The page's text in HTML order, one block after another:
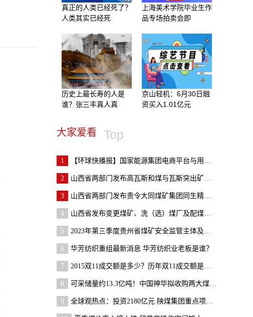
真正的人类已经死了？
人类其实已经死
上海美术学院毕业生作
品专场拍卖会即
历史上最长寿的人是
谁？张三丰真人真
京山轻机：6月30日融
资买入1.01亿元
大家爱看 Top
1 【环球快播报】国家能源集团电商平台与用户签署托管
2 山西省两部门发布高瓦斯和煤与瓦斯突出矿井采煤工作
3 山西省两部门发布责令大同煤矿集团同生精通兴旺煤业
4 山西省发布变更煤矿、洗（选）煤厂及配煤型煤加工企
5 2023年第三季度贵州省煤矿安全监管主体及对象名单
6 华芳纺织重组最新消息 华芳纺织业老板是谁？
7 2015双11成交额是多少？历年双11成交额是多少？
8 可采储量约13.3亿吨！中国神华拟收购两大煤炭企业|
9 全球观热点：投资2180亿元 陕煤集团重点项目推进